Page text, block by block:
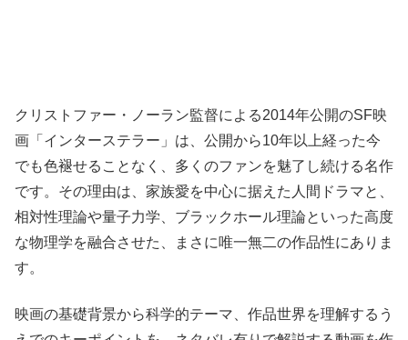
クリストファー・ノーラン監督による2014年公開のSF映
画「インターステラー」は、公開から10年以上経った今
でも色褪せることなく、多くのファンを魅了し続ける名作
です。その理由は、家族愛を中心に据えた人間ドラマと、
相対性理論や量子力学、ブラックホール理論といった高度
な物理学を融合させた、まさに唯一無二の作品性にありま
す。
映画の基礎背景から科学的テーマ、作品世界を理解するう